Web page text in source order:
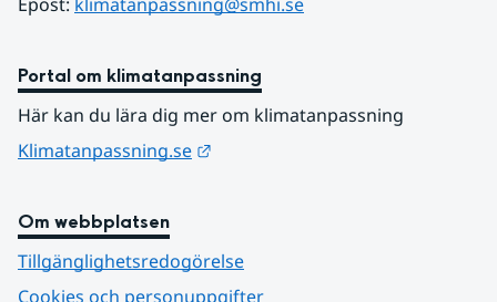
Portal om klimatanpassning
Här kan du lära dig mer om klimatanpassning
Klimatanpassning.se
Om webbplatsen
Tillgänglighetsredogörelse
Cookies och personuppgifter